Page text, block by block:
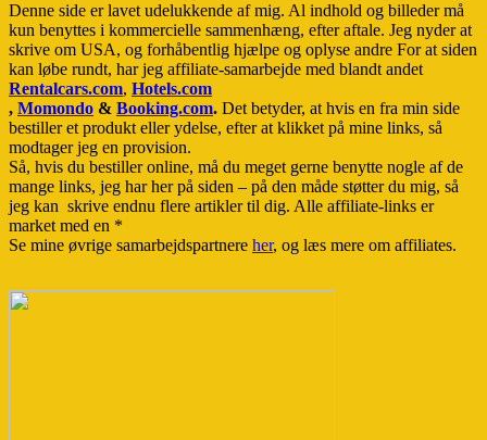
Denne side er lavet udelukkende af mig. Al indhold og billeder må
kun benyttes i kommercielle sammenhæng, efter aftale. Jeg nyder at
skrive om USA, og forhåbentlig hjælpe og oplyse andre For at siden
kan løbe rundt, har jeg affiliate-samarbejde med blandt andet
Rentalcars.com, Hotels.com
, Momondo & Booking.com. Det betyder, at hvis en fra min side
bestiller et produkt eller ydelse, efter at klikket på mine links, så
modtager jeg en provision.
Så, hvis du bestiller online, må du meget gerne benytte nogle af de
mange links, jeg har her på siden – på den måde støtter du mig, så
jeg kan skrive endnu flere artikler til dig. Alle affiliate-links er
market med en *
Se mine øvrige samarbejdspartnere her, og læs mere om affiliates.